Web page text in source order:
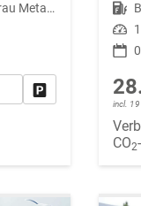
Graphite Grau Metallic
Fahrzeug parken
Kraftstoff
Leistung
incl.
CO2